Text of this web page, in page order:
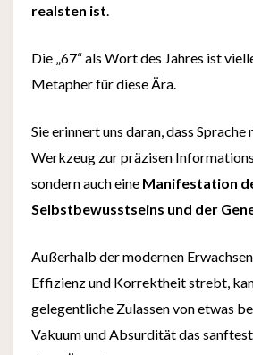
realsten ist.
Die „67“ als Wort des Jahres ist
Metapher für diese Ära.
Sie erinnert uns daran, dass Sprache
Werkzeug zur präzisen
sondern auch eine Manifestation
Selbstbewusstseins und der
Außerhalb der modernen
Effizienz und Korrektheit strebt,
gelegentliche Zulassen von etwas
Vakuum und Absurdität das